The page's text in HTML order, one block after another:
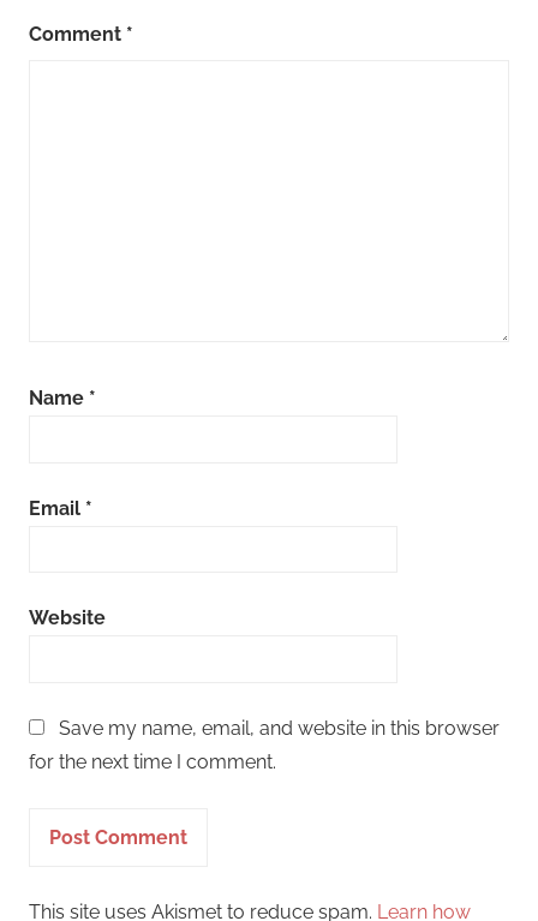
Comment *
Name *
Email *
Website
Save my name, email, and website in this browser
for the next time I comment.
This site uses Akismet to reduce spam. Learn how